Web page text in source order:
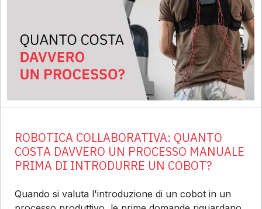
ROBOTICA COLLABORATIVA: QUANTO
COSTA DAVVERO UN PROCESSO MANUALE
PRIMA DI INTRODURRE UN COBOT?
Quando si valuta l'introduzione di un cobot in un